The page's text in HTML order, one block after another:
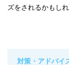
ズをされるかもしれ
対策・アドバイ